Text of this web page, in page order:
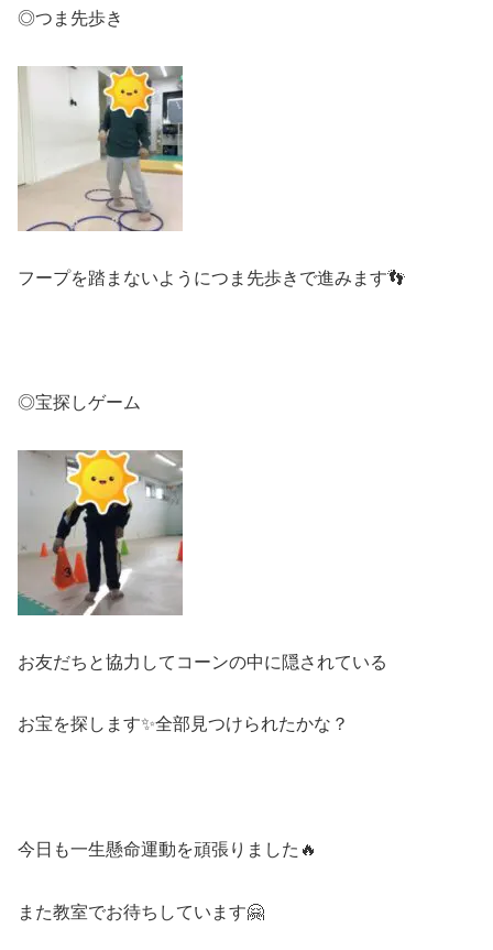
◎つま先歩き
フープを踏まないようにつま先歩きで進みます👣
◎宝探しゲーム
お友だちと協力してコーンの中に隠されている
お宝を探します✨全部見つけられたかな？
今日も一生懸命運動を頑張りました🔥
また教室でお待ちしています🤗